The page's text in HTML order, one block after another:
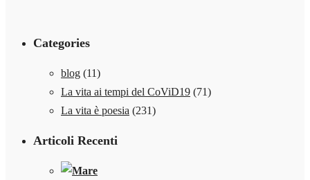
Categories
blog (11)
La vita ai tempi del CoViD19 (71)
La vita è poesia (231)
Articoli Recenti